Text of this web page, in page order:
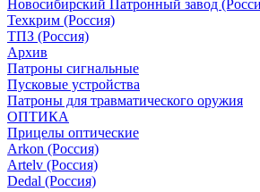
Новосибирский Патронный завод
Техкрим (Россия)
ТПЗ (Россия)
Архив
Патроны сигнальные
Пусковые устройства
Патроны для травматического оружия
ОПТИКА
Прицелы оптические
Arkon (Россия)
Artelv (Россия)
Dedal (Россия)